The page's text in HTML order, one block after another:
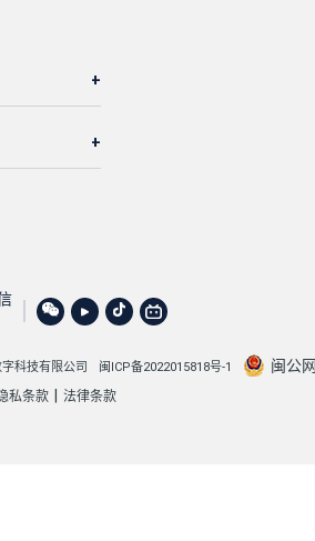
科技有限公司 闽ICP备2022015818号-1 闽公
私条款 法律条款